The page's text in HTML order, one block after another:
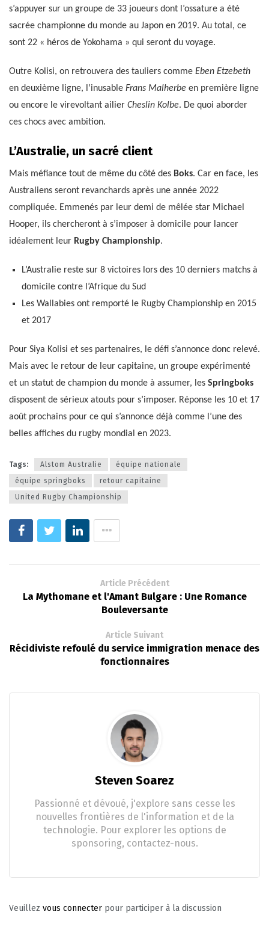
s’appuyer sur un groupe de 33 joueurs dont l’ossature a été
sacrée championne du monde au Japon en 2019. Au total, ce
sont 22 « héros de Yokohama » qui seront du voyage.
Outre Kolisi, on retrouvera des tauliers comme Eben Etzebeth
en deuxième ligne, l’inusable Frans Malherbe en première ligne
ou encore le virevoltant ailier Cheslin Kolbe. De quoi aborder
ces chocs avec ambition.
L’Australie, un sacré client
Mais méfiance tout de même du côté des Boks. Car en face, les
Australiens seront revanchards après une année 2022
compliquée. Emmenés par leur demi de mêlée star Michael
Hooper, ils chercheront à s’imposer à domicile pour lancer
idéalement leur Rugby Championship.
L’Australie reste sur 8 victoires lors des 10 derniers matchs à
domicile contre l’Afrique du Sud
Les Wallabies ont remporté le Rugby Championship en 2015
et 2017
Pour Siya Kolisi et ses partenaires, le défi s’annonce donc relevé.
Mais avec le retour de leur capitaine, un groupe expérimenté
et un statut de champion du monde à assumer, les Springboks
disposent de sérieux atouts pour s’imposer. Réponse les 10 et 17
août prochains pour ce qui s’annonce déjà comme l’une des
belles affiches du rugby mondial en 2023.
Tags: Alstom Australie
équipe nationale
équipe springboks
retour capitaine
United Rugby Championship
Article Précédent
La Mythomane et l'Amant Bulgare : Une Romance
Bouleversante
Article Suivant
Récidiviste refoulé du service immigration menace des
fonctionnaires
Steven Soarez
Passionné et dévoué, j'explore sans cesse les
nouvelles frontières de l'information et de la
technologie. Pour explorer les options de
sponsoring, contactez-nous.
Veuillez vous connecter pour participer à la discussion